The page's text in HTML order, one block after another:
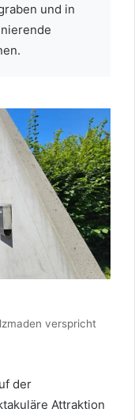
und in
verspricht
der
Attraktion